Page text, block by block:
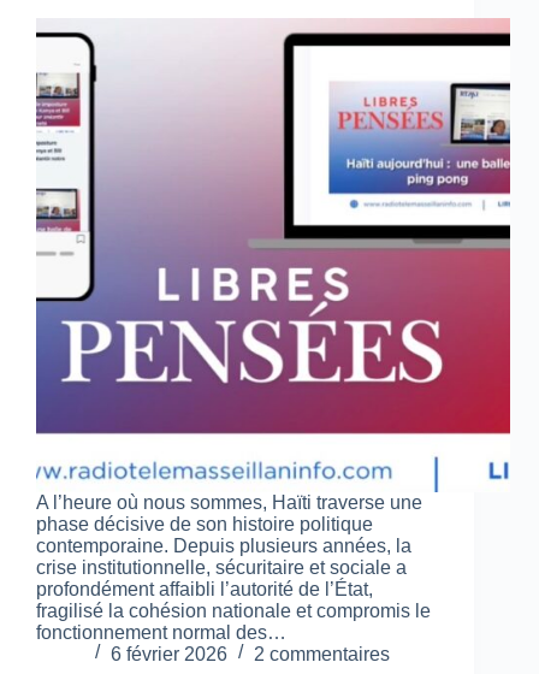
A l’heure où nous sommes, Haïti traverse une
phase décisive de son histoire politique
contemporaine. Depuis plusieurs années, la
crise institutionnelle, sécuritaire et sociale a
profondément affaibli l’autorité de l’État,
fragilisé la cohésion nationale et compromis le
fonctionnement normal des…
6 février 2026
2 commentaires